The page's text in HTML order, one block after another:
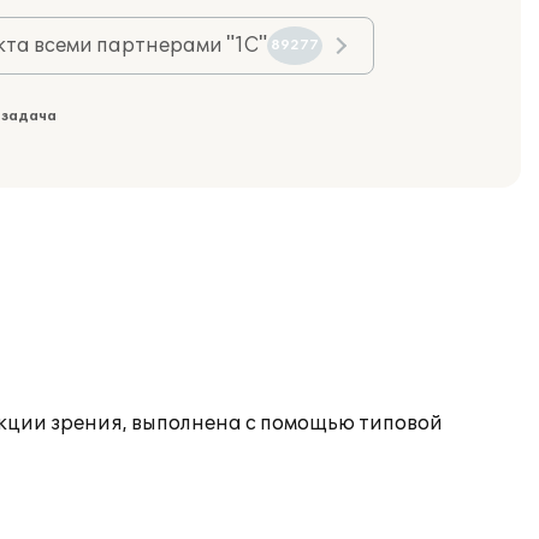
всеми партнерами "1С" 89277
зрения, выполнена с помощью типовой